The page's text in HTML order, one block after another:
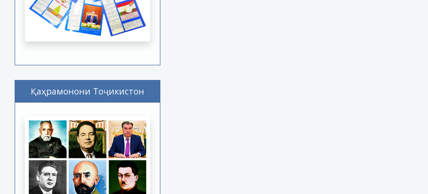
Қаҳрамонони Тоҷикистон